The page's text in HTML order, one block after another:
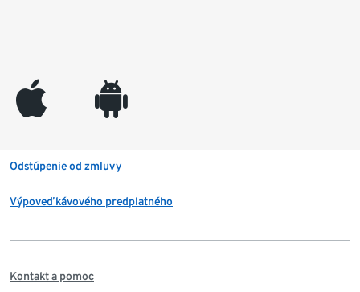
appleinc android
Odstúpenie od zmluvy
Výpoveď kávového predplatného
Kontakt a pomoc